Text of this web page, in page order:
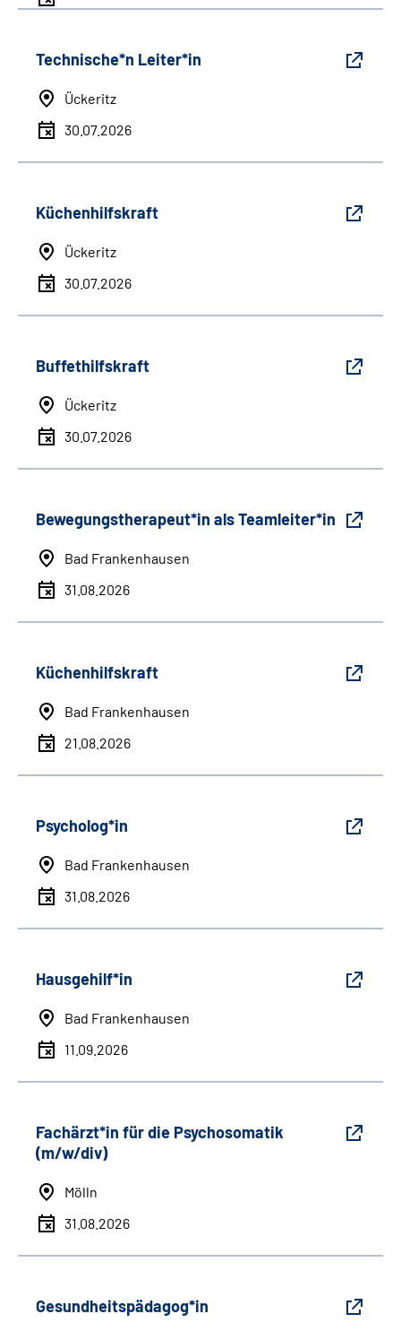
Technische*n Leiter*in
Ückeritz
30.07.2026
Küchenhilfskraft
Ückeritz
30.07.2026
Buffethilfskraft
Ückeritz
30.07.2026
Bewegungstherapeut*in als Teamleiter*in
Bad Frankenhausen
31.08.2026
Küchenhilfskraft
Bad Frankenhausen
21.08.2026
Psycholog*in
Bad Frankenhausen
31.08.2026
Hausgehilf*in
Bad Frankenhausen
11.09.2026
Fachärzt*in für die Psychosomatik
(m/w/div)
Mölln
31.08.2026
Gesundheitspädagog*in